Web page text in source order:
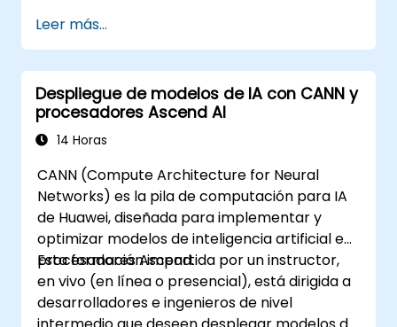
Leer más...
Despliegue de modelos de IA con CANN y
procesadores Ascend AI
14 Horas
CANN (Compute Architecture for Neural
Networks) es la pila de computación para IA
de Huawei, diseñada para implementar y
optimizar modelos de inteligencia artificial en
procesadores Ascend.
Esta formación impartida por un instructor,
en vivo (en línea o presencial), está dirigida a
desarrolladores e ingenieros de nivel